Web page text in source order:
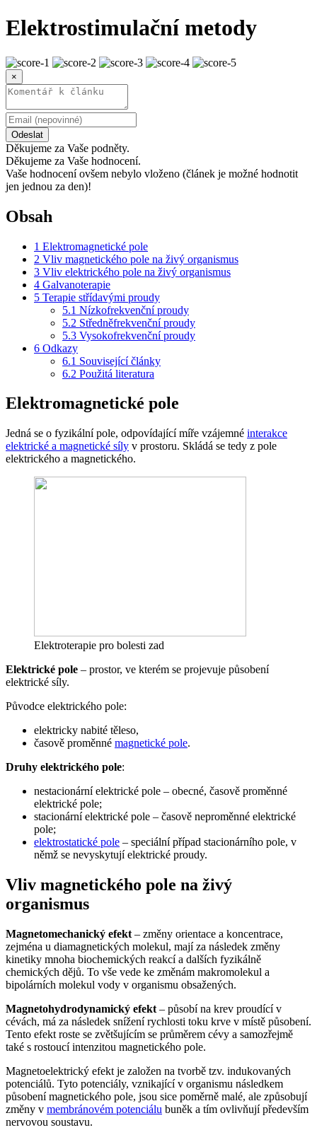
Elektrostimulační metody
×
Odeslat
Děkujeme za Vaše podněty.
Děkujeme za Vaše hodnocení.
Vaše hodnocení ovšem nebylo vloženo (článek je možné hodnotit
jen jednou za den)!
Obsah
1 Elektromagnetické pole
2 Vliv magnetického pole na živý organismus
3 Vliv elektrického pole na živý organismus
4 Galvanoterapie
5 Terapie střídavými proudy
5.1 Nízkofrekvenční proudy
5.2 Středněfrekvenční proudy
5.3 Vysokofrekvenční proudy
6 Odkazy
6.1 Související články
6.2 Použitá literatura
Elektromagnetické pole
Jedná se o fyzikální pole, odpovídající míře vzájemné interakce
elektrické a magnetické síly v prostoru. Skládá se tedy z pole
elektrického a magnetického.
Elektroterapie pro bolesti zad
Elektrické pole – prostor, ve kterém se projevuje působení
elektrické síly.
Původce elektrického pole:
elektricky nabité těleso,
časově proměnné magnetické pole.
Druhy elektrického pole:
nestacionární elektrické pole – obecné, časově proměnné
elektrické pole;
stacionární elektrické pole – časově neproměnné elektrické
pole;
elektrostatické pole – speciální případ stacionárního pole, v
němž se nevyskytují elektrické proudy.
Vliv magnetického pole na živý
organismus
Magnetomechanický efekt – změny orientace a koncentrace,
zejména u diamagnetických molekul, mají za následek změny
kinetiky mnoha biochemických reakcí a dalších fyzikálně
chemických dějů. To vše vede ke změnám makromolekul a
bipolárních molekul vody v organismu obsažených.
Magnetohydrodynamický efekt – působí na krev proudící v
cévách, má za následek snížení rychlosti toku krve v místě působení.
Tento efekt roste se zvětšujícím se průměrem cévy a samozřejmě
také s rostoucí intenzitou magnetického pole.
Magnetoelektrický efekt je založen na tvorbě tzv. indukovaných
potenciálů. Tyto potenciály, vznikající v organismu následkem
působení magnetického pole, jsou sice poměrně malé, ale způsobují
změny v membránovém potenciálu buněk a tím ovlivňují především
nervovou soustavu.